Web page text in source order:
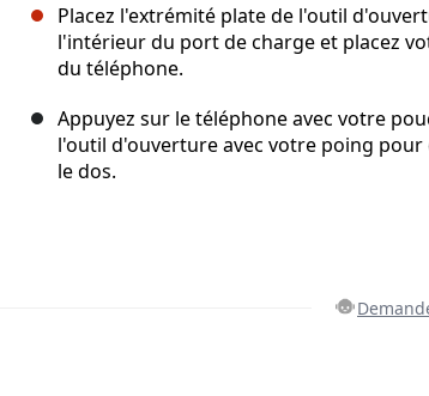
Placez l'extrémité plate de l'outil
l'intérieur du port de charge et placez
du téléphone.
Appuyez sur le téléphone avec votre
l'outil d'ouverture avec votre poing
le dos.